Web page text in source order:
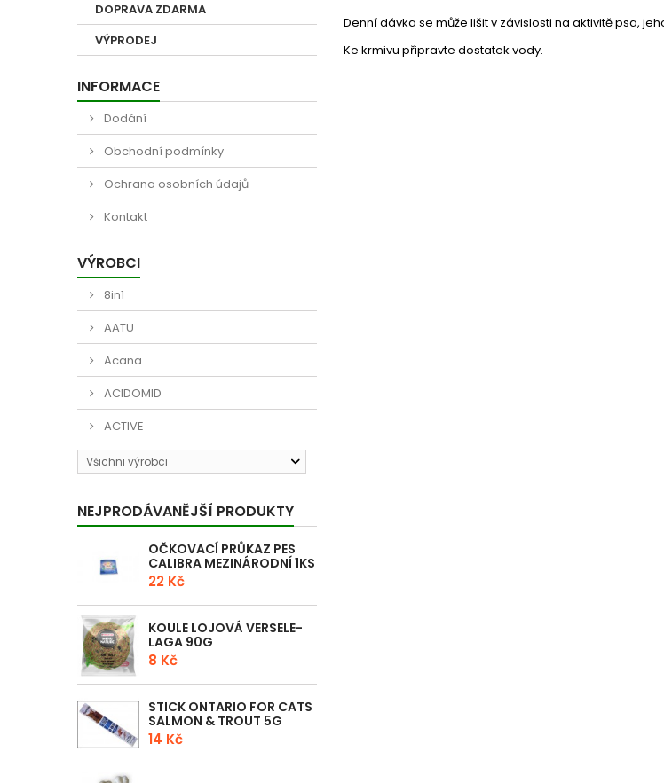
DOPRAVA ZDARMA
VÝPRODEJ
INFORMACE
Dodání
Obchodní podmínky
Ochrana osobních údajů
Kontakt
VÝROBCI
8in1
AATU
Acana
ACIDOMID
ACTIVE
Všichni výrobci
NEJPRODÁVANĚJŠÍ PRODUKTY
OČKOVACÍ PRŮKAZ PES
CALIBRA MEZINÁRODNÍ 1KS
22 Kč
KOULE LOJOVÁ VERSELE-
LAGA 90G
8 Kč
STICK ONTARIO FOR CATS
SALMON & TROUT 5G
14 Kč
Denní dávka se může lišit v závislosti na aktivitě psa,
Ke krmivu připravte dostatek vody.